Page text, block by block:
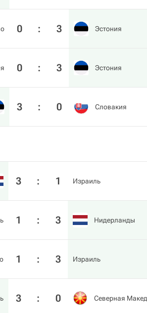
0 : 3 Эстония
0 : 3 Эстония
3 : 0 Словакия
3 : 1 Израиль
1 : 3 Нидерланды
1 : 3 Израиль
3 : 0 Северная